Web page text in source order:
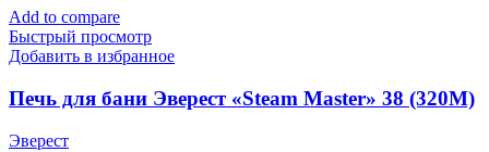
Add to compare
Быстрый просмотр
Добавить в избранное
Печь для бани Эверест «Steam Master» 38 (320М)
Эверест